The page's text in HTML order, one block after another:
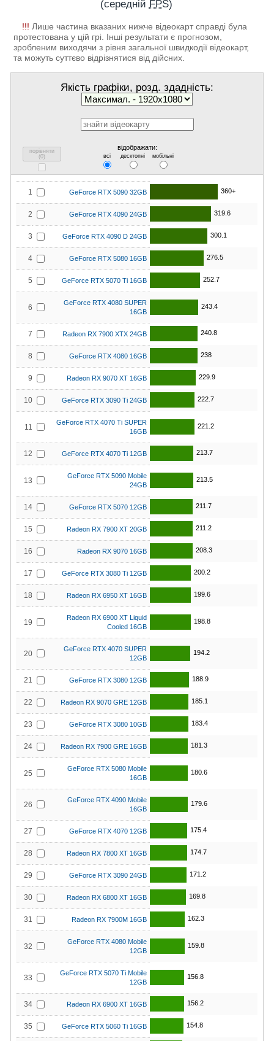
(середній FPS)
!!! Лише частина вказаних нижче відеокарт справді була
протестована у цій грі. Інші результати є прогнозом,
зробленим виходячи з рівня загальної швидкодії відеокарт,
та можуть суттєво відрізнятися від дійсних.
Якість графіки, розд. здадність:
порівняти
(0)
відображати:
всі десктопні мобільні
1 GeForce RTX 5090 32GB 360+
2 GeForce RTX 4090 24GB 319.6
3 GeForce RTX 4090 D 24GB 300.1
4 GeForce RTX 5080 16GB 276.5
5 GeForce RTX 5070 Ti 16GB 252.7
6
GeForce RTX 4080 SUPER
16GB
243.4
7 Radeon RX 7900 XTX 24GB 240.8
8 GeForce RTX 4080 16GB 238
9 Radeon RX 9070 XT 16GB 229.9
10 GeForce RTX 3090 Ti 24GB 222.7
11
GeForce RTX 4070 Ti SUPER
16GB
221.2
12 GeForce RTX 4070 Ti 12GB 213.7
13
GeForce RTX 5090 Mobile
24GB
213.5
14 GeForce RTX 5070 12GB 211.7
15 Radeon RX 7900 XT 20GB 211.2
16 Radeon RX 9070 16GB 208.3
17 GeForce RTX 3080 Ti 12GB 200.2
18 Radeon RX 6950 XT 16GB 199.6
19
Radeon RX 6900 XT Liquid
Cooled 16GB
198.8
20
GeForce RTX 4070 SUPER
12GB
194.2
21 GeForce RTX 3080 12GB 188.9
22 Radeon RX 9070 GRE 12GB 185.1
23 GeForce RTX 3080 10GB 183.4
24 Radeon RX 7900 GRE 16GB 181.3
25
GeForce RTX 5080 Mobile
16GB
180.6
26
GeForce RTX 4090 Mobile
16GB
179.6
27 GeForce RTX 4070 12GB 175.4
28 Radeon RX 7800 XT 16GB 174.7
29 GeForce RTX 3090 24GB 171.2
30 Radeon RX 6800 XT 16GB 169.8
31 Radeon RX 7900M 16GB 162.3
32
GeForce RTX 4080 Mobile
12GB
159.8
33
GeForce RTX 5070 Ti Mobile
12GB
156.8
34 Radeon RX 6900 XT 16GB 156.2
35 GeForce RTX 5060 Ti 16GB 154.8